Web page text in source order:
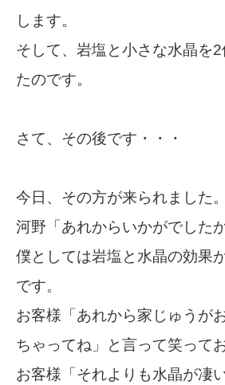
します。
そして、岩塩と小さな水晶を
たのです。
さて、その後です・・・
今日、その方が来られました。
河野「あれからいかがでしたか
僕としては岩塩と水晶の効果
です。
お客様「あれから家じゅうが
ちゃってね」と言って笑って
お客様「それよりも水晶が凄